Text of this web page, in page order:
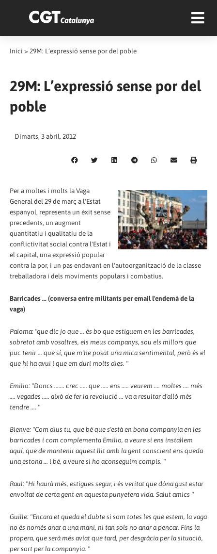
Inici > 29M: L’expressió sense por del poble
29M: L’expressió sense por del
poble
Dimarts, 3 abril, 2012
Per a moltes i molts la Vaga
General del 29 de març a l'Estat
espanyol, representa un èxit sense
precedents, un augment
quantitatiu i qualitatiu de la
conflictivitat social contra l'Estat i
el capital, una expressió popular
contra la por, i un pas endavant en l'autoorganització de la classe
treballadora i dels moviments populars i combatius.
Barricades ... (conversa entre militants per email l'endemà de la
vaga)
Paloma: "que dic jo que ... és bo que estiguem en les barricades,
sobretot amb vosaltres, els meus companys, sou els millors que
puc tenir ... que sí, que m'he posat una mica sentimental, però és el
que hi ha avui i que em duri molts dies. "
Emilio: "Doncs ....... crec ..... que ..... ens ..... veurem .... moltes .... més
.... vegades ..... això de fer la revolució ... va a resultar d'allò més
tendre .... "
Bienve: "Com dius tu, que bé que s'està en bona companyia en les
barricades i com complementa Emilio, a veure si ens instal·lem
aquí, que de mantenir aquest llit amb la gent conscient ens queda
una estona ... i bé, a veure si ho aconseguim compis. "
Raul: "Hi haurà més, estigues segur, i és veritat que dóna gust estar
envoltat de certa gent en aquesta punyetera vida. Salut amics "
Guille: "Encara et queda el dubte si som totes les que estem, la vaga
no és només anar a una mani, ni tan sols no anar a pencar. Fins la
propera, que serà més aviat que tard, per desgràcia per la situació,
per sort per la companyia. "